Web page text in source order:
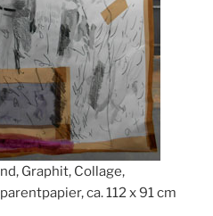
Graphit, Collage,
ca. 112 x 91 cm